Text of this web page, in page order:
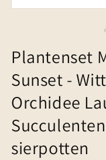
Plantenset
Sunset -
Orchidee
sierpotten